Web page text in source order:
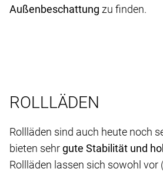
Außenbeschattung zu finden.
ROLLLÄDEN
Rollläden sind auch heute noch
bieten sehrgute Stabilität und
Rollläden lassen sich sowohl vor